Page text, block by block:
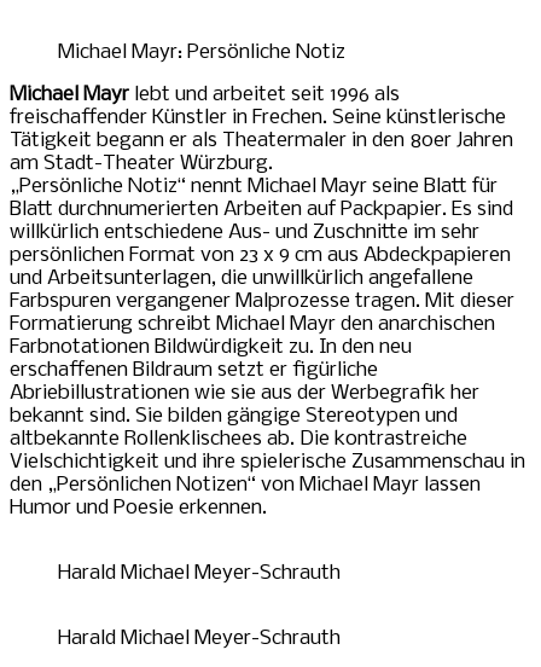
Michael Mayr: Persönliche Notiz
Michael Mayr lebt und arbeitet seit 1996 als
freischaffender Künstler in Frechen. Seine künstlerische
Tätigkeit begann er als Theatermaler in den 80er Jahren
am Stadt-Theater Würzburg.
„Persönliche Notiz“ nennt Michael Mayr seine Blatt für
Blatt durchnumerierten Arbeiten auf Packpapier. Es sind
willkürlich entschiedene Aus- und Zuschnitte im sehr
persönlichen Format von 23 x 9 cm aus Abdeckpapieren
und Arbeitsunterlagen, die unwillkürlich angefallene
Farbspuren vergangener Malprozesse tragen. Mit dieser
Formatierung schreibt Michael Mayr den anarchischen
Farbnotationen Bildwürdigkeit zu. In den neu
erschaffenen Bildraum setzt er figürliche
Abriebillustrationen wie sie aus der Werbegrafik her
bekannt sind. Sie bilden gängige Stereotypen und
altbekannte Rollenklischees ab. Die kontrastreiche
Vielschichtigkeit und ihre spielerische Zusammenschau in
den „Persönlichen Notizen“ von Michael Mayr lassen
Humor und Poesie erkennen.
Harald Michael Meyer-Schrauth
Harald Michael Meyer-Schrauth